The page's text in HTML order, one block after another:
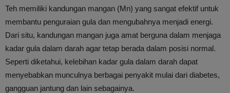
Teh memiliki kandungan mangan (Mn) yang sangat efektif untuk
membantu penguraian gula dan mengubahnya menjadi energi.
Dari situ, kandungan mangan juga amat berguna dalam menjaga
kadar gula dalam darah agar tetap berada dalam posisi normal.
Seperti diketahui, kelebihan kadar gula dalam darah dapat
menyebabkan munculnya berbagai penyakit mulai dari diabetes,
gangguan jantung dan lain sebagainya.